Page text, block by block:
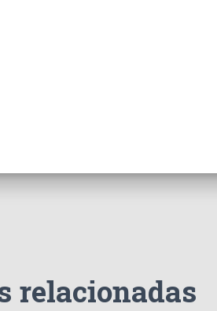
relacionadas